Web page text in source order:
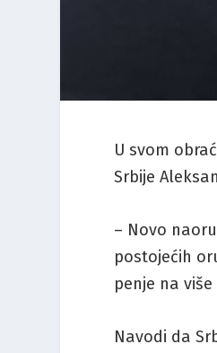
U svom
Srbije
– Novo
postojećih
penje na
Navodi da